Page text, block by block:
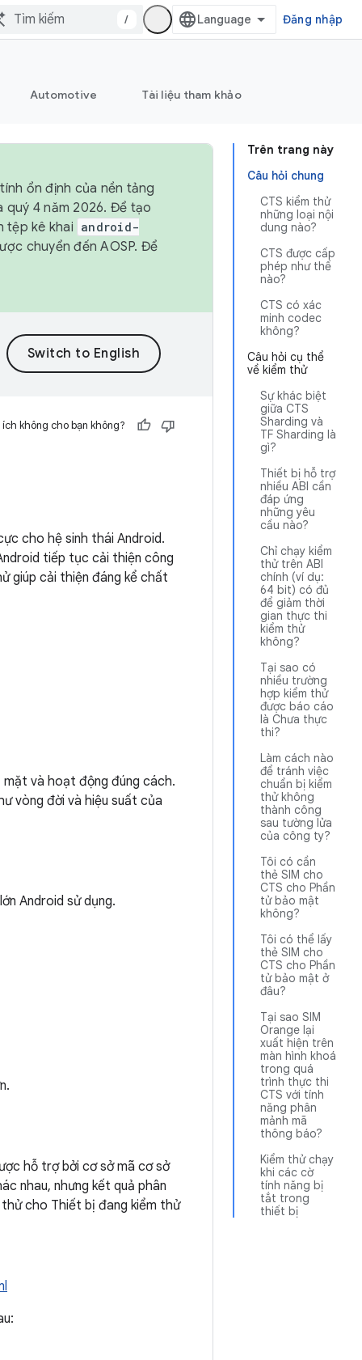
/ Đăng nhập
Automotive Tài liệu tham khảo
Trên trang này
Câu hỏi chung
CTS kiểm thử
những loại nội
dung nào?
CTS được cấp
phép như thế
nào?
CTS có xác
minh codec
không?
Câu hỏi cụ thể
về kiểm thử
Sự khác biệt
giữa CTS
Sharding và
TF Sharding là
gì?
Thiết bị hỗ trợ
nhiều ABI cần
đáp ứng
những yêu
cầu nào?
Chỉ chạy kiểm
thử trên ABI
chính (ví dụ:
64 bit) có đủ
để giảm thời
gian thực thi
kiểm thử
không?
Tại sao có
nhiều trường
hợp kiểm thử
được báo cáo
là Chưa thực
thi?
Làm cách nào
để tránh việc
chuẩn bị kiểm
thử không
thành công
sau tường lửa
của công ty?
Tôi có cần
thẻ SIM cho
CTS cho Phần
tử bảo mật
không?
Tôi có thể lấy
thẻ SIM cho
CTS cho Phần
tử bảo mật ở
đâu?
Tại sao SIM
Orange lại
xuất hiện trên
màn hình khoá
trong quá
trình thực thi
CTS với tính
năng phân
mảnh mã
thông báo?
Kiểm thử chạy
khi các cờ
tính năng bị
tắt trong
thiết bị
ổn định của nền tảng
quý 4 năm 2026. Để tạo
tệp kê khai android-
chuyển đến AOSP. Để
không cho bạn không?
cho hệ sinh thái Android.
tiếp tục cải thiện công
giúp cải thiện đáng kể chất
và hoạt động đúng cách.
vòng đời và hiệu suất của
Android sử dụng.
hỗ trợ bởi cơ sở mã cơ sở
nhau, nhưng kết quả phân
cho Thiết bị đang kiểm thử